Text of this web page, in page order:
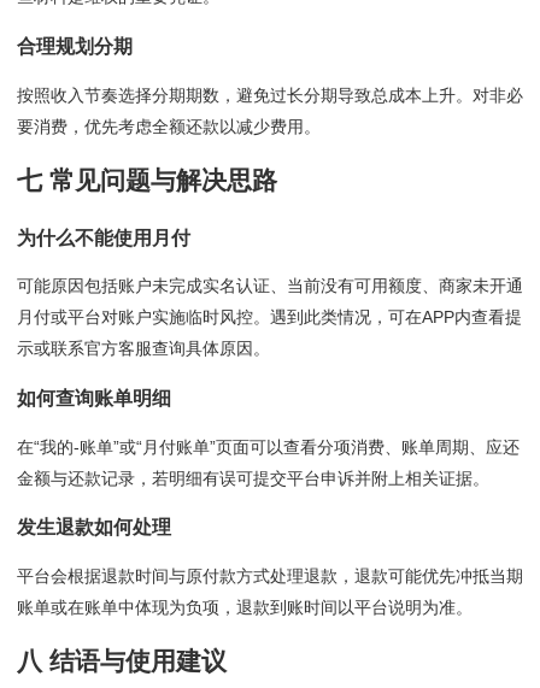
合理规划分期
按照收入节奏选择分期期数，避免过长分期导致总成本上升。对非必
要消费，优先考虑全额还款以减少费用。
七 常见问题与解决思路
为什么不能使用月付
可能原因包括账户未完成实名认证、当前没有可用额度、商家未开通
月付或平台对账户实施临时风控。遇到此类情况，可在APP内查看提
示或联系官方客服查询具体原因。
如何查询账单明细
在“我的-账单”或“月付账单”页面可以查看分项消费、账单周期、应还
金额与还款记录，若明细有误可提交平台申诉并附上相关证据。
发生退款如何处理
平台会根据退款时间与原付款方式处理退款，退款可能优先冲抵当期
账单或在账单中体现为负项，退款到账时间以平台说明为准。
八 结语与使用建议